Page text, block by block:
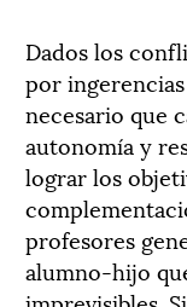
Dados los
por
necesario que
autonomía y
lograr los
profesores
alumno-hijo